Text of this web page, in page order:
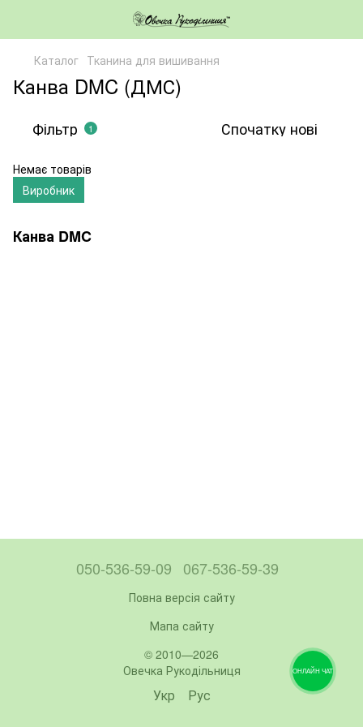
Каталог Тканина для вишивання
Канва DMC (ДМС)
Фільтр 1 Спочатку нові
Немає товарів
Канва DMC
Виробник
050-536-59-09 067-536-59-39
Повна версія сайту
Мапа сайту
© 2010—2026
Овечка Рукодільниця
Укр Рус
ОНЛАЙН ЧАТ